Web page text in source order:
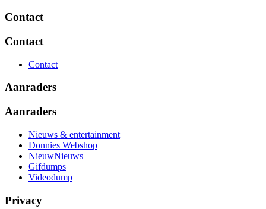
Contact
Contact
Contact
Aanraders
Aanraders
Nieuws & entertainment
Donnies Webshop
NieuwNieuws
Gifdumps
Videodump
Privacy